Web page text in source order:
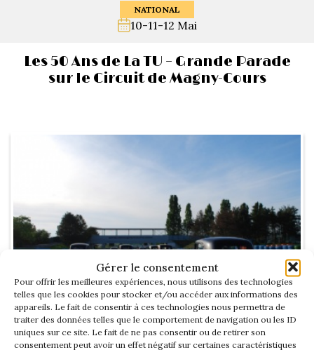
Gérer le consentement
Pour offrir les meilleures expériences, nous utilisons des technologies
telles que les cookies pour stocker et/ou accéder aux informations des
appareils. Le fait de consentir à ces technologies nous permettra de
traiter des données telles que le comportement de navigation ou les ID
uniques sur ce site. Le fait de ne pas consentir ou de retirer son
consentement peut avoir un effet négatif sur certaines caractéristiques
NATIONAL
10-11-12 Mai
Les 50 Ans de La TU – Grande Parade
sur le Circuit de Magny-Cours
Voir l'album de cette rencontre